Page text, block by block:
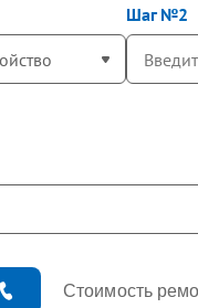
Шаг №2
Стоимость